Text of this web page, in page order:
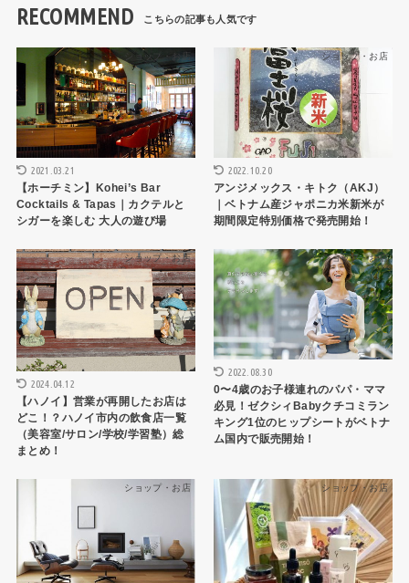
RECOMMEND
ショップ・お店
2021.03.21
【ホーチミン】Kohei’s Bar
Cocktails & Tapas｜カクテルと
シガーを楽しむ 大人の遊び場
ショップ・お店
2022.10.20
アンジメックス・キトク（AKJ）
｜ベトナム産ジャポニカ米新米が
期間限定特別価格で発売開始！
ショップ・お店
2024.04.12
【ハノイ】営業が再開したお店は
どこ！？ハノイ市内の飲食店一覧
（美容室/サロン/学校/学習塾）総
まとめ！
ショップ・お店
2022.08.30
0〜4歳のお子様連れのパパ・ママ
必見！ゼクシィBabyクチコミラン
キング1位のヒップシートがベトナ
ム国内で販売開始！
ショップ・お店 ショップ・お店